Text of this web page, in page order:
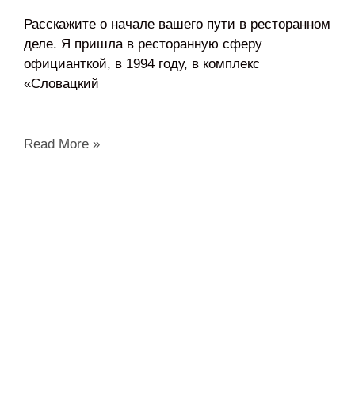
Расскажите о начале вашего пути в ресторанном
деле. Я пришла в ресторанную сферу
официанткой, в 1994 году, в комплекс
«Словацкий
Read More »